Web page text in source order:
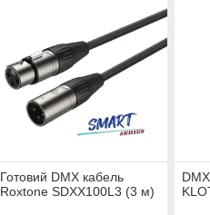
Готовий DMX кабель
Roxtone SDXX100L3 (3 м)